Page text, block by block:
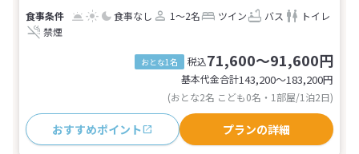
食事なし 1～2名 ツイン バス
トイレ
禁煙
おとな1名 税込71,600～91,600円
基本代金合計143,200〜183,200円
(おとな2名 こども0名・1部屋/1泊2日)
おすすめポイント プランの詳細